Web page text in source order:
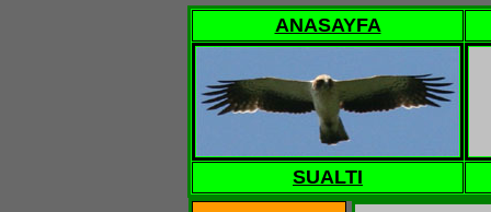
ANASAYFA
SUALTI